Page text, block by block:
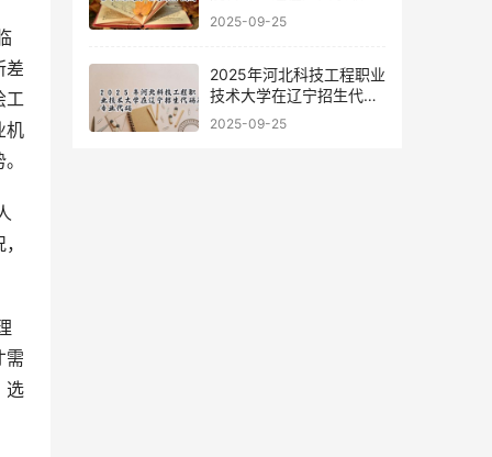
差
工
机
需
选
数线
2025-09-25
2025年河北科技工程职业
技术大学在辽宁招生代码
及专业代码
2025-09-25